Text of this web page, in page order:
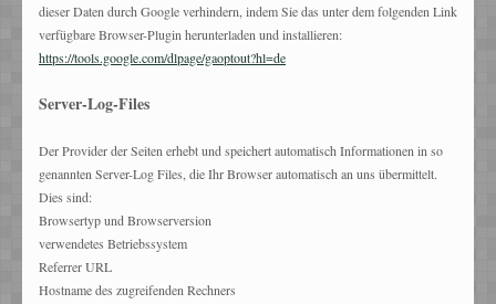
dieser Daten durch Google verhindern, indem Sie das unter dem folgenden Link
verfügbare Browser-Plugin herunterladen und installieren:
https://tools.google.com/dlpage/gaoptout?hl=de
Server-Log-Files
Der Provider der Seiten erhebt und speichert automatisch Informationen in so
genannten Server-Log Files, die Ihr Browser automatisch an uns übermittelt.
Dies sind:
Browsertyp und Browserversion
verwendetes Betriebssystem
Referrer URL
Hostname des zugreifenden Rechners